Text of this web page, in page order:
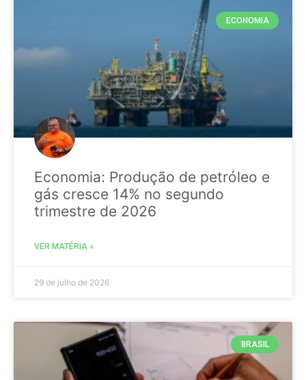
ECONOMIA
Economia: Produção de petróleo e
gás cresce 14% no segundo
trimestre de 2026
VER MATÉRIA »
29 de julho de 2026
BRASIL